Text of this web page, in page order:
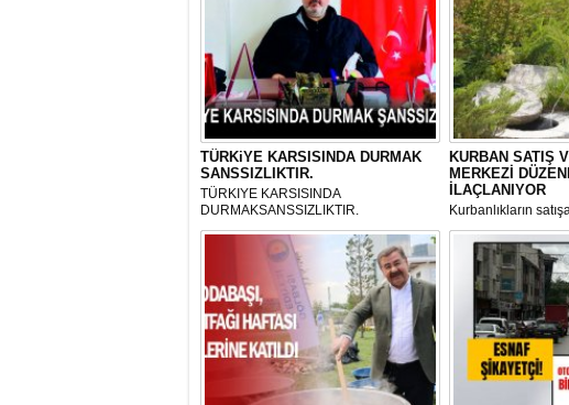
TÜRKiYE KARSISINDA DURMAK
SANSSIZLIKTIR.
TÜRKIYE KARSISINDA
DURMAKSANSSIZLIKTIR.
KURBAN SATIŞ
MERKEZİ
İLAÇLANIYOR
Kurbanlıkların
ve Kesim Merkezi,
mikropların önüne
her gün Gölbaşı
tarafından düzenli